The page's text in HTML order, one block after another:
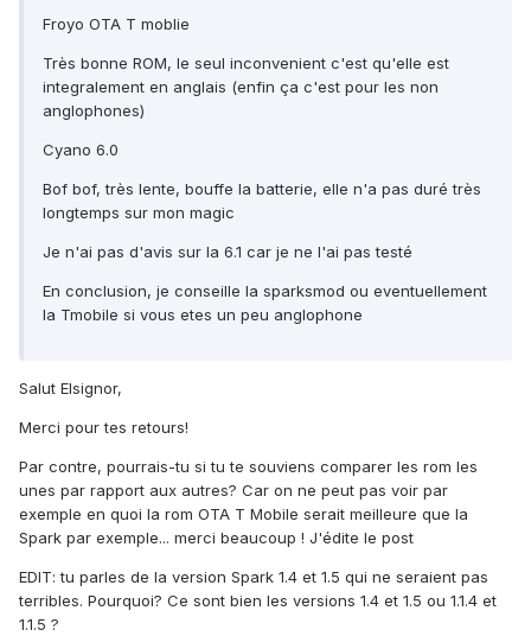
Froyo OTA T moblie
Très bonne ROM, le seul inconvenient c'est qu'elle est
integralement en anglais (enfin ça c'est pour les non
anglophones)
Cyano 6.0
Bof bof, très lente, bouffe la batterie, elle n'a pas duré très
longtemps sur mon magic
Je n'ai pas d'avis sur la 6.1 car je ne l'ai pas testé
En conclusion, je conseille la sparksmod ou eventuellement
la Tmobile si vous etes un peu anglophone
Salut Elsignor,
Merci pour tes retours!
Par contre, pourrais-tu si tu te souviens comparer les rom les
unes par rapport aux autres? Car on ne peut pas voir par
exemple en quoi la rom OTA T Mobile serait meilleure que la
Spark par exemple... merci beaucoup ! J'édite le post
EDIT: tu parles de la version Spark 1.4 et 1.5 qui ne seraient pas
terribles. Pourquoi? Ce sont bien les versions 1.4 et 1.5 ou 1.1.4 et
1.1.5 ?